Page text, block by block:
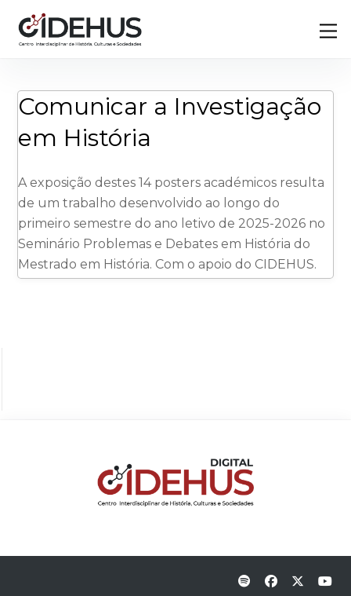
content
Comunicar a Investigação
em História
A exposição destes 14 posters académicos resulta
de um trabalho desenvolvido ao longo do
primeiro semestre do ano letivo de 2025-2026 no
Seminário Problemas e Debates em História do
Mestrado em História. Com o apoio do CIDEHUS.